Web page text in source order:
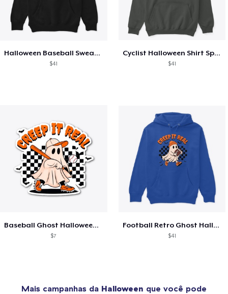
Halloween Baseball Sweatshirt
$41
Cyclist Halloween Shirt Spooky Ghost,
$41
Baseball Ghost Halloween Shirt for Boy
$7
Football Retro Ghost Halloween Shirt
$41
Mais campanhas da Halloween que você pode